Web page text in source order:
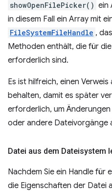
showOpenFilePicker() ein
in diesem Fall ein Array mit
FileSystemFileHandle ,
Methoden enthält, die für
erforderlich sind.
Es ist hilfreich, einen
behalten, damit es später
erforderlich, um
oder andere Dateivorgänge
Datei aus dem Dateisystem
Nachdem Sie ein Handle für
die Eigenschaften der Datei